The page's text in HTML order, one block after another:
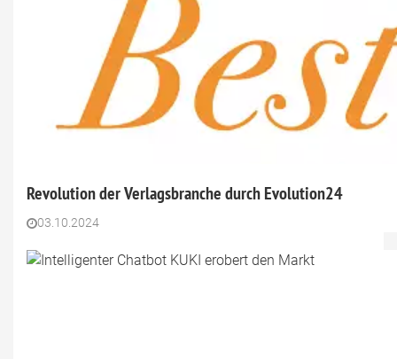
Revolution der Verlagsbranche durch Evolution24
03.10.2024